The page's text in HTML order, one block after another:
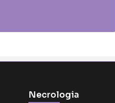
Necrologia